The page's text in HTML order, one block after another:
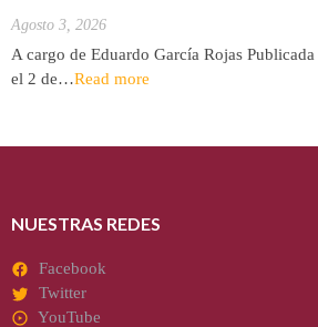
Agosto 3, 2026
A cargo de Eduardo García Rojas
el 2 de…Read more
NUESTRAS REDES
Facebook
Twitter
YouTube